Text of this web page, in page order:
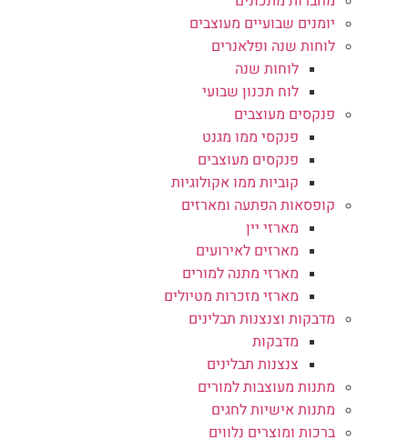
יומנים שבועיים מעוצבים
לוחות שנה ופלאנרים
לוחות שנה
לוח תכנון שבועי
פנקסים מעוצבים
פנקסי ממו מגנט
פנקסים מעוצבים
קוביות ממו אקולוגיות
קופסאות הפתעה ומארזים
מארזי יין
מארזים לאירועים
מארזי מתנה למורים
מארזי מזכרות מטיולים
מדבקות וצנצנות תבלינים
מדבקות
צנצנות תבלינים
מתנות מעוצבות למורים
מתנות אישיות לחגים
ברכות ומוצרים נלווים